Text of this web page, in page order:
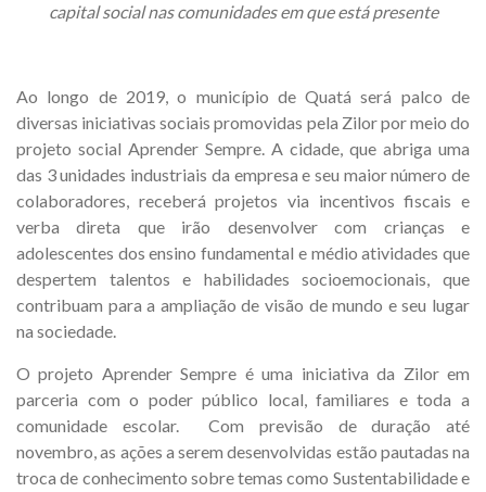
capital social nas comunidades em que está presente
Ao longo de 2019, o município de Quatá será palco de
diversas iniciativas sociais promovidas pela Zilor por meio do
projeto social Aprender Sempre. A cidade, que abriga uma
das 3 unidades industriais da empresa e seu maior número de
colaboradores, receberá projetos via incentivos fiscais e
verba direta que irão desenvolver com crianças e
adolescentes dos ensino fundamental e médio atividades que
despertem talentos e habilidades socioemocionais, que
contribuam para a ampliação de visão de mundo e seu lugar
na sociedade.
O projeto Aprender Sempre é uma iniciativa da Zilor em
parceria com o poder público local, familiares e toda a
comunidade escolar. Com previsão de duração até
novembro, as ações a serem desenvolvidas estão pautadas na
troca de conhecimento sobre temas como Sustentabilidade e